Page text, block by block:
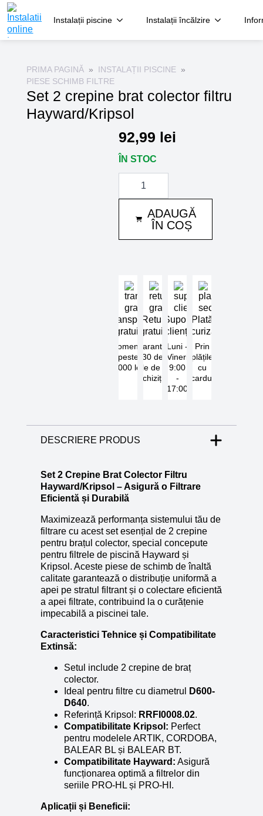
Instalații piscine Instalații încălzire
PRIMA PAGINĂ
INSTALAȚII PISCINE
PIESE SCHIMB FILTRE
Set 2 crepine brat colector filtru
Hayward/Kripsol
92,99 lei
ÎN STOC
Cantitate
colector
Hayward/Kripsol
ADAUGĂ
ÎN COȘ
Transport
gratuit
Comenzi
peste
5000 lei
Retur
gratuit
Garantat
30 de
zile de la
achiziție
Suport
clienți
Luni -
Vineri
9:00
-
17:00
Plată
securizată
Prin
plățile
cu
cardul
DESCRIERE PRODUS
Set 2 Crepine Brat Colector Filtru
Hayward/Kripsol – Asigură o Filtrare
Eficientă și Durabilă
Maximizează performanța sistemului tău de
filtrare cu acest set esențial de 2 crepine
pentru brațul colector, special concepute
pentru filtrele de piscină Hayward și
Kripsol. Aceste piese de schimb de înaltă
calitate garantează o distribuție uniformă a
apei pe stratul filtrant și o colectare eficientă
a apei filtrate, contribuind la o curățenie
impecabilă a piscinei tale.
Caracteristici Tehnice și Compatibilitate
Extinsă:
Setul include 2 crepine de braț
colector.
Ideal pentru filtre cu diametrul
D600-
D640.
Referință Kripsol: RRFI0008.02.
Compatibilitate Kripsol: Perfect
pentru modelele ARTIK, CORDOBA,
BALEAR BL și BALEAR BT.
Compatibilitate Hayward: Asigură
funcționarea optimă a filtrelor din
seriile PRO-HL și PRO-HI.
Aplicații și Beneficii: